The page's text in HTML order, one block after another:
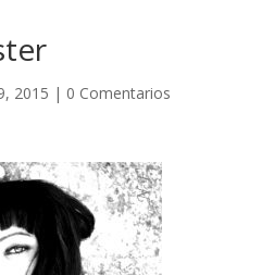
2015 | 0 Comentarios